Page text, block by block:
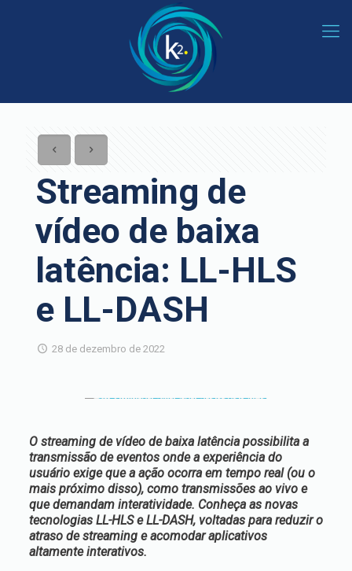
Streaming de
vídeo de baixa
latência: LL-HLS
e LL-DASH
28 de dezembro de 2022
O streaming de vídeo de baixa latência possibilita a
transmissão de eventos onde a experiência do
usuário exige que a ação ocorra em tempo real (ou o
mais próximo disso), como transmissões ao vivo e
que demandam interatividade. Conheça as novas
tecnologias LL-HLS e LL-DASH, voltadas para reduzir o
atraso de streaming e acomodar aplicativos
altamente interativos.